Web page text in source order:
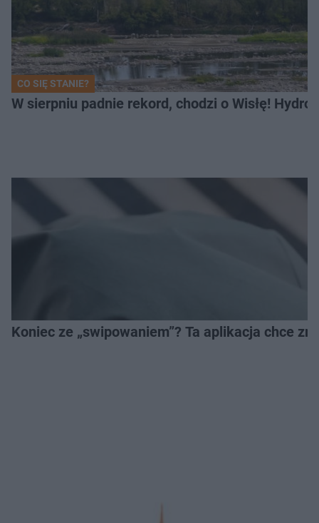
CO SIĘ STANIE?
W sierpniu padnie rekord, chodzi o Wisłę!
Koniec ze „swipowaniem”? Ta aplikacja chce